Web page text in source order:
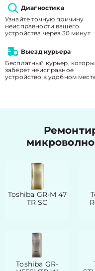
Диагностика
Узнайте точную причину
неисправности вашего
устройства через 30 минут
Выезд курьера
Бесплатный курьер,
заберет неисправное
устройство в удобном
Toshiba GR-M 47
TR SC
Toshiba GR-